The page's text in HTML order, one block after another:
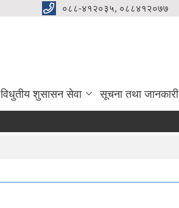
०८८-४१२०३५, ०८८४१२०७७
विधुतीय शुसासन सेवा सूचना तथा जानकारी